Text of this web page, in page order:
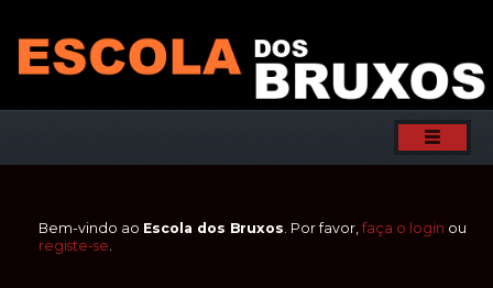
Bem-vindo ao Escola dos Bruxos. Por favor, faça o login ou
registe-se.